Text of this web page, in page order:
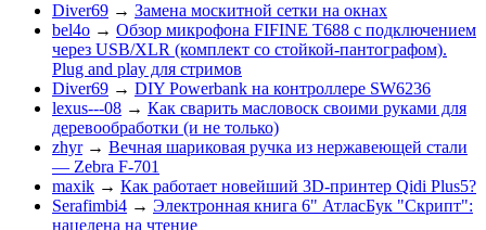
Diver69 → Замена москитной сетки на окнах
bel4o → Обзор микрофона FIFINE T688 с подключением
через USB/XLR (комплект со стойкой-пантографом).
Plug and play для стримов
Diver69 → DIY Powerbank на контроллере SW6236
lexus---08 → Как сварить масловоск своими руками для
деревообработки (и не только)
zhyr → Вечная шариковая ручка из нержавеющей стали
— Zebra F-701
maxik → Как работает новейший 3D-принтер Qidi Plus5?
Serafimbi4 → Электронная книга 6" АтласБук "Скрипт":
нацелена на чтение